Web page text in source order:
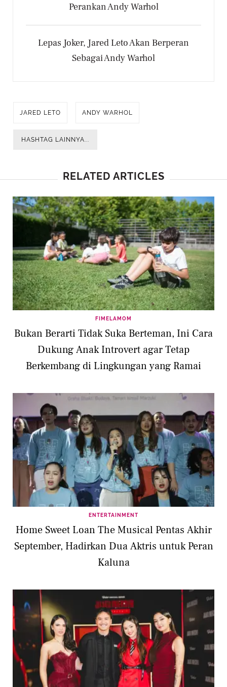
Perankan Andy Warhol
Lepas Joker, Jared Leto Akan Berperan
Sebagai Andy Warhol
JARED LETO ANDY WARHOL
HASHTAG LAINNYA...
RELATED ARTICLES
FIMELAMOM
Bukan Berarti Tidak Suka Berteman, Ini Cara
Dukung Anak Introvert agar Tetap
Berkembang di Lingkungan yang Ramai
ENTERTAINMENT
Home Sweet Loan The Musical Pentas Akhir
September, Hadirkan Dua Aktris untuk Peran
Kaluna